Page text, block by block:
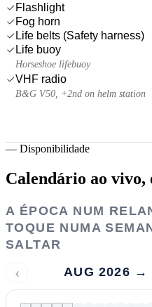
Flashlight
Fog horn
Life belts (Safety harness)
Life buoy
Horseshoe lifebuoy
VHF radio
B&G V50, +2nd on helm station
— Disponibilidade
Calendário ao vivo,
A ÉPOCA NUM
TOQUE NUMA
SALTAR
‹ AUG 2026 →